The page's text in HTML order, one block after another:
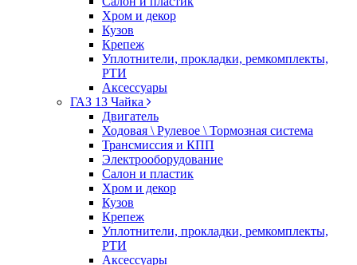
Хром и декор
Кузов
Крепеж
Уплотнители, прокладки, ремкомплекты,
РТИ
Аксессуары
ГАЗ 13 Чайка
Двигатель
Ходовая \ Рулевое \ Тормозная система
Трансмиссия и КПП
Электрооборудование
Салон и пластик
Хром и декор
Кузов
Крепеж
Уплотнители, прокладки, ремкомплекты,
РТИ
Аксессуары